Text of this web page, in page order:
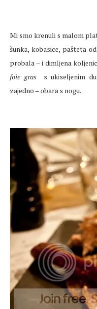
Mi smo krenuli s malom
šunka, kobasice, pašteta
probala – i dimljena
foie grass ukiseljenim
zajedno – obara s nogu.